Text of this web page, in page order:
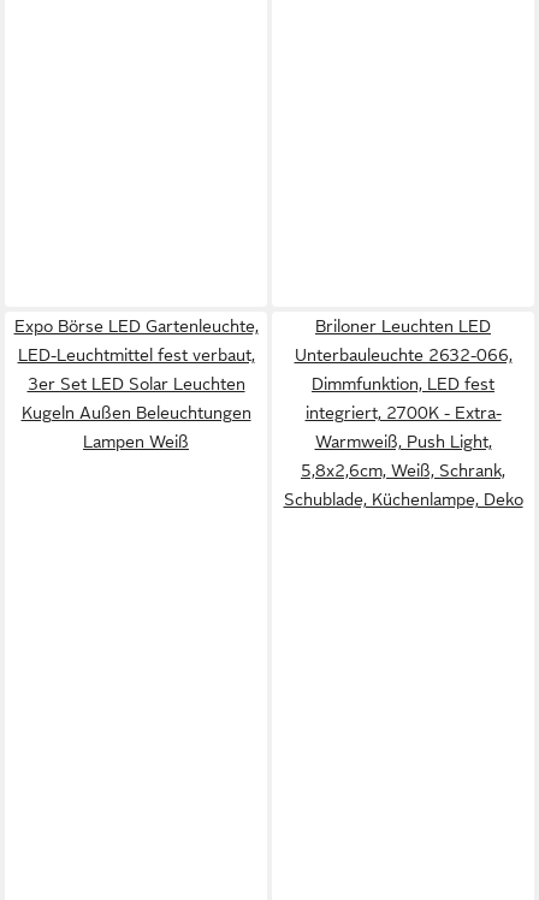
Expo Börse LED Gartenleuchte,
LED-Leuchtmittel fest verbaut,
3er Set LED Solar Leuchten
Kugeln Außen Beleuchtungen
Lampen Weiß
Briloner Leuchten LED
Unterbauleuchte 2632-066,
Dimmfunktion, LED fest
integriert, 2700K - Extra-
Warmweiß, Push Light,
5,8x2,6cm, Weiß, Schrank,
Schublade, Küchenlampe, Deko